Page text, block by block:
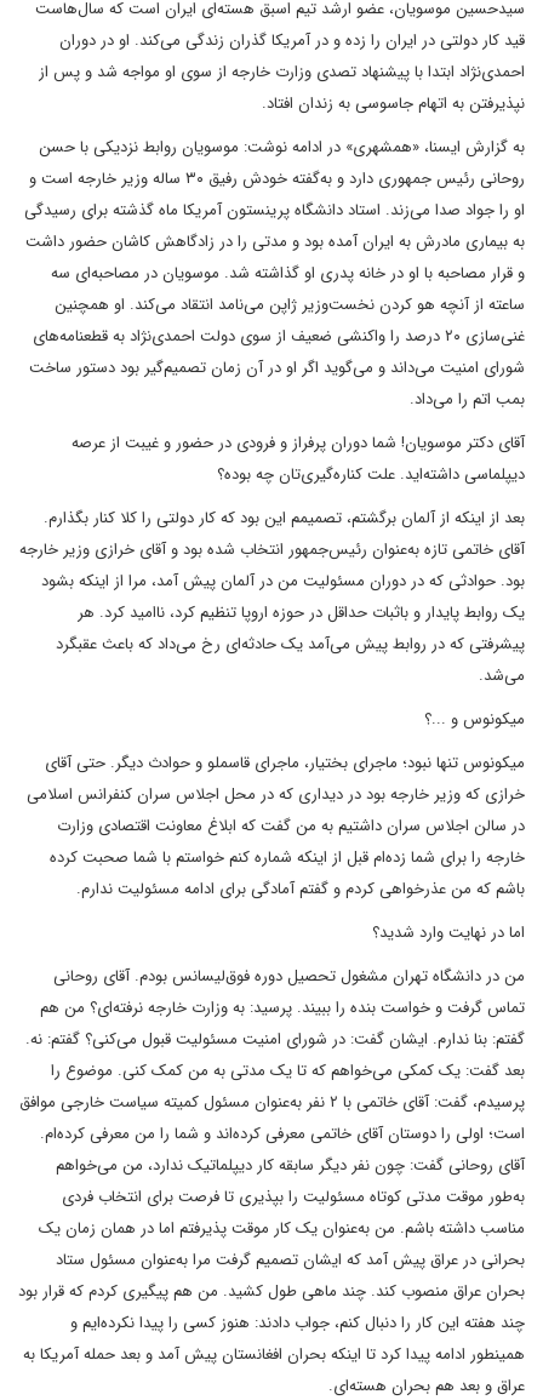
سیدحسین موسویان، عضو ارشد تیم اسبق هسته‌ای ایران است که سال‌هاست
قید کار دولتی در ایران را زده و در آمریکا گذران زندگی می‌کند. او در دوران
احمدی‌نژاد ابتدا با پیشنهاد تصدی وزارت خارجه از سوی او مواجه شد و پس از
نپذیرفتن به اتهام جاسوسی به زندان افتاد.
به گزارش ایسنا، «همشهری» در ادامه نوشت: موسویان روابط نزدیکی با حسن
روحانی رئیس‌ جمهوری دارد و به‌گفته خودش رفیق ۳۰ ساله وزیر خارجه است و
او را جواد صدا می‌زند. استاد دانشگاه پرینستون آمریکا ‌ماه گذشته برای رسیدگی
به بیماری مادرش به ایران آمده بود و مدتی را در زادگاهش کاشان حضور داشت
و قرار مصاحبه با او در خانه پدری او گذاشته شد. موسویان در مصاحبه‌ای سه
ساعته از آنچه هو کردن نخست‌وزیر ژاپن می‌نامد انتقاد می‌کند. او همچنین
غنی‌سازی‌ ۲۰ درصد را واکنشی ضعیف از سوی دولت احمدی‌نژاد به قطعنامه‌های
شورای امنیت می‌داند و می‌گوید اگر او در آن زمان تصمیم‌گیر بود دستور ساخت
بمب اتم را می‌داد.
آقای دکتر موسویان! شما دوران پرفراز و فرودی در حضور و غیبت از عرصه
دیپلماسی داشته‌اید. علت کناره‌گیری‌تان چه بوده؟
بعد از اینکه از آلمان برگشتم، تصمیمم این بود که کار دولتی را کلا کنار بگذارم.
آقای خاتمی تازه به‌عنوان رئیس‌جمهور انتخاب شده بود و آقای خرازی وزیر خارجه
بود. حوادثی که در دوران مسئولیت من در آلمان پیش آمد، مرا از اینکه بشود
یک روابط پایدار و باثبات حداقل در حوزه اروپا تنظیم کرد، ناامید کرد. هر
پیشرفتی که در روابط پیش می‌آمد یک حادثه‌ای رخ می‌داد که باعث عقبگرد
می‌شد.
میکونوس و ...؟
میکونوس تنها نبود؛ ماجرای بختیار، ماجرای قاسملو و حوادث دیگر. حتی آقای
خرازی که وزیر خارجه بود در دیداری که در محل اجلاس سران کنفرانس اسلامی
در سالن اجلاس سران داشتیم به من گفت که ابلاغ معاونت اقتصادی وزارت
خارجه را برای شما زده‌ام قبل از اینکه شماره کنم خواستم با شما صحبت کرده
باشم که من عذرخواهی کردم و گفتم آمادگی برای ادامه مسئولیت ندارم.
اما در نهایت وارد شدید؟
من در دانشگاه تهران مشغول تحصیل دوره فوق‌لیسانس بودم. آقای روحانی
تماس گرفت و خواست بنده را ببیند. پرسید: به وزارت خارجه نرفته‌ای؟ من هم
گفتم: بنا ندارم. ایشان گفت: در شورای امنیت مسئولیت قبول می‌کنی؟ گفتم: نه.
بعد گفت: یک کمکی می‌خواهم که تا یک مدتی به من کمک کنی. موضوع را
پرسیدم، گفت: آقای خاتمی با ۲ نفر به‌عنوان مسئول کمیته سیاست خارجی موافق
است؛ اولی را دوستان آقای خاتمی معرفی کرده‌اند و شما را من معرفی کرده‌ام.
آقای روحانی گفت: چون نفر دیگر سابقه کار دیپلماتیک ندارد، من می‌خواهم
به‌طور موقت مدتی کوتاه مسئولیت را بپذیری تا فرصت برای انتخاب فردی
مناسب داشته باشم. من به‌عنوان یک کار موقت پذیرفتم اما در همان زمان یک
بحرانی در عراق پیش آمد که ایشان تصمیم گرفت مرا به‌عنوان مسئول ستاد
بحران عراق منصوب کند. چند ماهی طول کشید. من هم پیگیری کردم که قرار بود
چند هفته این کار را دنبال کنم، جواب دادند: هنوز کسی را پیدا نکرده‌ایم و
همینطور ادامه پیدا کرد تا اینکه بحران افغانستان پیش آمد و بعد حمله آمریکا به
عراق و بعد هم بحران هسته‌ای.